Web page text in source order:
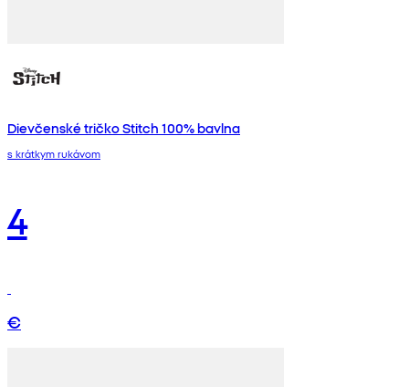
Dievčenské tričko Stitch 100% bavlna
s krátkym rukávom
4
€